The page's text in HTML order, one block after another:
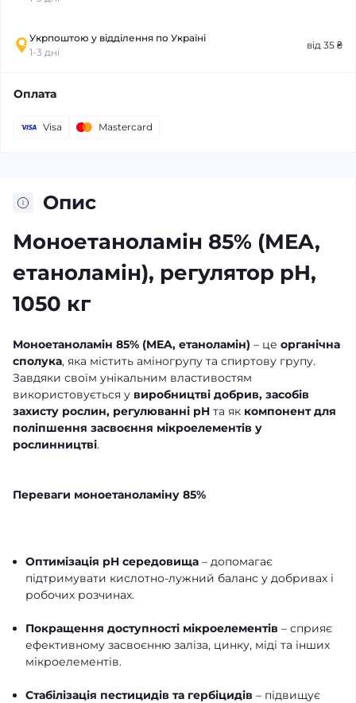
Укрпоштою у відділення по Україні
1-3 дні
від 35 ₴
Оплата
Visa Mastercard
Опис
Моноетаноламін 85% (MEA,
етаноламін), регулятор pH,
1050 кг
Моноетаноламін 85% (MEA, етаноламін) – це органічна
сполука, яка містить аміногрупу та спиртову групу.
Завдяки своїм унікальним властивостям
використовується у виробництві добрив, засобів
захисту рослин, регулюванні pH та як компонент для
поліпшення засвоєння мікроелементів у
рослинництві.
Переваги моноетаноламіну 85%
Оптимізація pH середовища – допомагає
підтримувати кислотно-лужний баланс у добривах і
робочих розчинах.
Покращення доступності мікроелементів – сприяє
ефективному засвоєнню заліза, цинку, міді та інших
мікроелементів.
Стабілізація пестицидів та гербіцидів – підвищує